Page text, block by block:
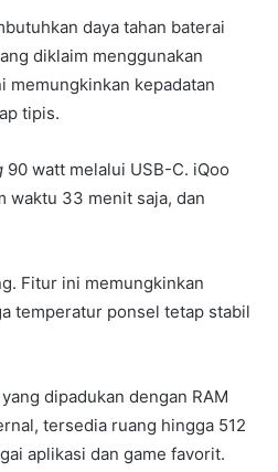
daya tahan baterai
diklaim menggunakan
memungkinkan kepadatan
tipis.
90 watt melalui USB-C. iQoo
waktu 33 menit saja, dan
Fitur ini memungkinkan
temperatur ponsel tetap stabil
dipadukan dengan RAM
tersedia ruang hingga 512
aplikasi dan game favorit.